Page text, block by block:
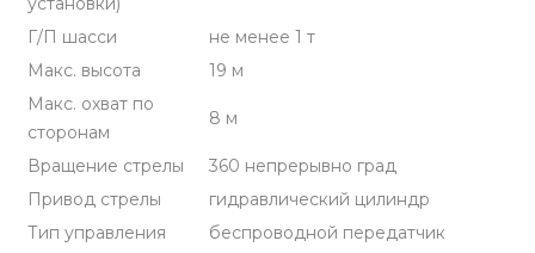
Г/П шасси
не менее 1 т
Макс. высота
19 м
Макс. охват по
сторонам
8 м
Вращение стрелы
360 непрерывно град
Привод стрелы
гидравлический цилиндр
Тип управления
беспроводной передатчик